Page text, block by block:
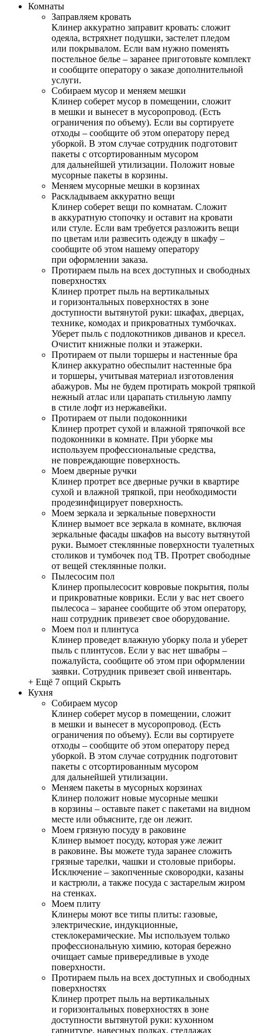
Комнаты
Заправляем кровать
Клинер аккуратно заправит кровать: сложит
одеяла, встряхнет подушки, застелет пледом
или покрывалом. Если вам нужно поменять
постельное белье – заранее приготовьте комплект
и сообщите оператору о заказе дополнительной
услуги.
Собираем мусор и меняем мешки
Клинер соберет мусор в помещении, сложит
в мешки и вынесет в мусоропровод. (Есть
ограничения по объему). Если вы сортируете
отходы – сообщите об этом оператору перед
уборкой. В этом случае сотрудник подготовит
пакеты с отсортированным мусором
для дальнейшей утилизации. Положит новые
мусорные пакеты в корзины.
Меняем мусорные мешки в корзинах
Раскладываем аккуратно вещи
Клинер соберет вещи по комнатам. Сложит
в аккуратную стопочку и оставит на кровати
или стуле. Если вам требуется разложить вещи
по цветам или развесить одежду в шкафу –
сообщите об этом нашему оператору
при оформлении заказа.
Протираем пыль на всех доступных и свободных
поверхностях
Клинер протрет пыль на вертикальных
и горизонтальных поверхностях в зоне
доступности вытянутой руки: шкафах, дверцах,
технике, комодах и прикроватных тумбочках.
Уберет пыль с подлокотников диванов и кресел.
Очистит книжные полки и этажерки.
Протираем от пыли торшеры и настенные бра
Клинер аккуратно обеспылит настенные бра
и торшеры, учитывая материал изготовления
абажуров. Мы не будем протирать мокрой тряпкой
нежный атлас или царапать стильную лампу
в стиле лофт из нержавейки.
Протираем от пыли подоконники
Клинер протрет сухой и влажной тряпочкой все
подоконники в комнате. При уборке мы
используем профессиональные средства,
не повреждающие поверхность.
Моем дверные ручки
Клинер протрет все дверные ручки в квартире
сухой и влажной тряпкой, при необходимости
продезинфицирует поверхность.
Моем зеркала и зеркальные поверхности
Клинер вымоет все зеркала в комнате, включая
зеркальные фасады шкафов на высоту вытянутой
руки. Вымоет стеклянные поверхности туалетных
столиков и тумбочек под ТВ. Протрет свободные
от вещей стеклянные полки.
Пылесосим пол
Клинер пропылесосит ковровые покрытия, полы
и прикроватные коврики. Если у вас нет своего
пылесоса – заранее сообщите об этом оператору,
наш сотрудник привезет свое оборудование.
Моем пол и плинтуса
Клинер проведет влажную уборку пола и уберет
пыль с плинтусов. Если у вас нет швабры –
пожалуйста, сообщите об этом при оформлении
заявки. Сотрудник привезет свой инвентарь.
+ Ещё 7 опций Скрыть
Кухня
Собираем мусор
Клинер соберет мусор в помещении, сложит
в мешки и вынесет в мусоропровод. (Есть
ограничения по объему). Если вы сортируете
отходы – сообщите об этом оператору перед
уборкой. В этом случае сотрудник подготовит
пакеты с отсортированным мусором
для дальнейшей утилизации.
Меняем пакеты в мусорных корзинах
Клинер положит новые мусорные мешки
в корзины – оставьте пакет с пакетами на видном
месте или объясните, где он лежит.
Моем грязную посуду в раковине
Клинер вымоет посуду, которая уже лежит
в раковине. Вы можете туда заранее сложить
грязные тарелки, чашки и столовые приборы.
Исключение – закопченные сковородки, казаны
и кастрюли, а также посуда с застарелым жиром
на стенках.
Моем плиту
Клинеры моют все типы плиты: газовые,
электрические, индукционные,
стеклокерамические. Мы используем только
профессиональную химию, которая бережно
очищает самые привередливые в уходе
поверхности.
Протираем пыль на всех доступных и свободных
поверхностях
Клинер протрет пыль на вертикальных
и горизонтальных поверхностях в зоне
доступности вытянутой руки: кухонном
гарнитуре, навесных полках, стеллажах